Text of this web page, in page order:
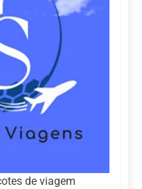
de viagem